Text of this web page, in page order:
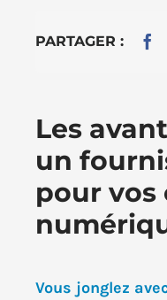
PARTAGER :
Les
un
pour vos
Vous jonglez